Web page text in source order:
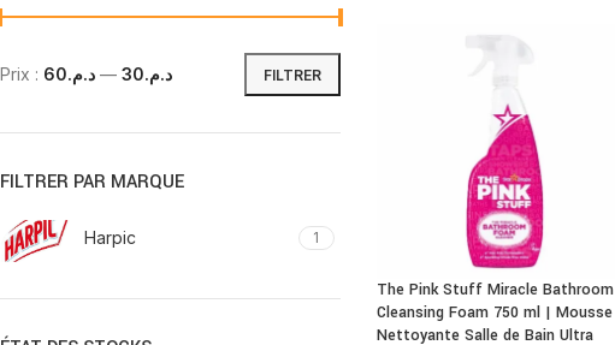
FILTRER
Prix : د.م.30 — د.م.60
FILTRER PAR MARQUE
Harpic 1
The Pink Stuff Miracle Bathroom
Cleansing Foam 750 ml | Mousse
Nettoyante Salle de Bain Ultra